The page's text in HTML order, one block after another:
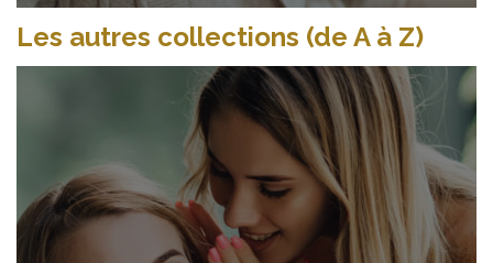
Les autres collections (de A à Z)